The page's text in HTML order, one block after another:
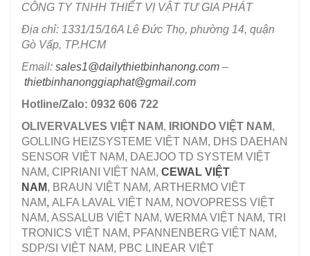
CÔNG TY TNHH THIẾT VỊ VẬT TƯ GIA PHÁT
Địa chỉ: 1331/15/16A Lê Đức Thọ, phường 14, quận
Gò Vấp, TP.HCM
Email: sales1@dailythietbinhanong.com –
thietbinhanonggiaphat@gmail.com
Hotline/Zalo: 0932 606 722
OLIVERVALVES VIỆT NAM, IRIONDO VIỆT NAM,
GOLLING HEIZSYSTEME VIỆT NAM, DHS DAEHAN
SENSOR VIỆT NAM, DAEJOO TD SYSTEM VIỆT
NAM, CIPRIANI VIỆT NAM, CEWAL VIỆT
NAM, BRAUN VIỆT NAM, ARTHERMO VIỆT
NAM, ALFA LAVAL VIỆT NAM, NOVOPRESS VIỆT
NAM, ASSALUB VIỆT NAM, WERMA VIỆT NAM, TRI
TRONICS VIỆT NAM, PFANNENBERG VIỆT NAM,
SDP/SI VIỆT NAM, PBC LINEAR VIỆT